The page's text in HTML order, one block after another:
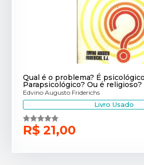
Qual é o problema? É
Parapsicológico? Ou é religioso?
Edvino Augusto Friderichs
Livro Usado
R$ 21,00